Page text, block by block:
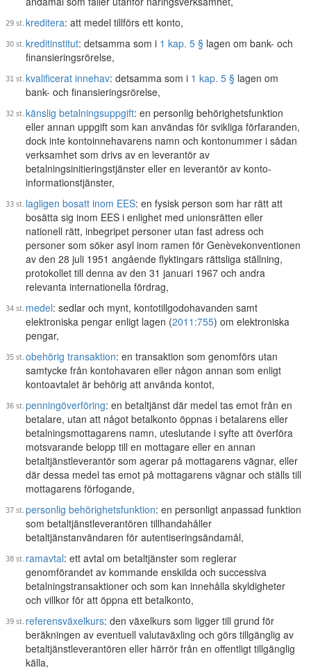
kreditera: att medel tillförs ett konto,
kreditinstitut: detsamma som i 1 kap. 5 § lagen om bank- och
finansieringsrörelse,
kvalificerat innehav: detsamma som i 1 kap. 5 § lagen om
bank- och finansieringsrörelse,
känslig betalningsuppgift: en personlig behörighetsfunktion
eller annan uppgift som kan användas för svikliga förfaranden,
dock inte kontoinnehavarens namn och kontonummer i sådan
verksamhet som drivs av en leverantör av
betalningsinitieringstjänster eller en leverantör av konto-
informationstjänster,
lagligen bosatt inom EES: en fysisk person som har rätt att
bosätta sig inom EES i enlighet med unionsrätten eller
nationell rätt, inbegripet personer utan fast adress och
personer som söker asyl inom ramen för Genèvekonventionen
av den 28 juli 1951 angående flyktingars rättsliga ställning,
protokollet till denna av den 31 januari 1967 och andra
relevanta internationella fördrag,
medel: sedlar och mynt, kontotillgodohavanden samt
elektroniska pengar enligt lagen (2011:755) om elektroniska
pengar,
obehörig transaktion: en transaktion som genomförs utan
samtycke från kontohavaren eller någon annan som enligt
kontoavtalet är behörig att använda kontot,
penningöverföring: en betaltjänst där medel tas emot från en
betalare, utan att något betalkonto öppnas i betalarens eller
betalningsmottagarens namn, uteslutande i syfte att överföra
motsvarande belopp till en mottagare eller en annan
betaltjänstleverantör som agerar på mottagarens vägnar, eller
där dessa medel tas emot på mottagarens vägnar och ställs till
mottagarens förfogande,
personlig behörighetsfunktion: en personligt anpassad funktion
som betaltjänstleverantören tillhandahåller
betaltjänstanvändaren för autentiseringsändamål,
ramavtal: ett avtal om betaltjänster som reglerar
genomförandet av kommande enskilda och successiva
betalningstransaktioner och som kan innehålla skyldigheter
och villkor för att öppna ett betalkonto,
referensväxelkurs: den växelkurs som ligger till grund för
beräkningen av eventuell valutaväxling och görs tillgänglig av
betaltjänstleverantören eller härrör från en offentligt tillgänglig
källa,